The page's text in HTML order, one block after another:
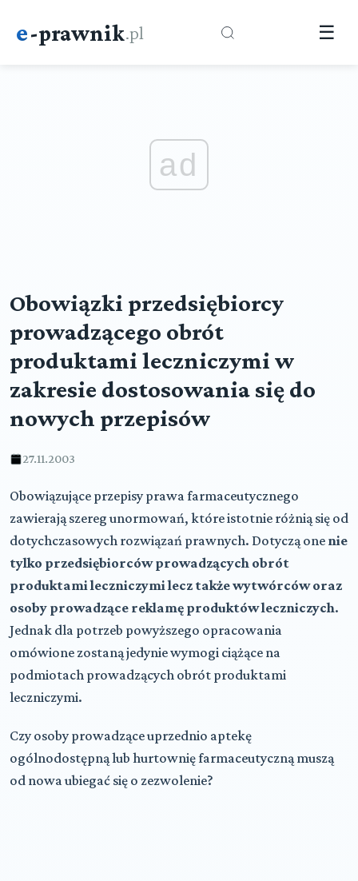
e-prawnik.pl ☰
ad
Obowiązki przedsiębiorcy
prowadzącego obrót
produktami leczniczymi w
zakresie dostosowania się do
nowych przepisów
27.11.2003
Obowiązujące przepisy prawa farmaceutycznego
zawierają szereg unormowań, które istotnie różnią się od
dotychczasowych rozwiązań prawnych. Dotyczą one nie
tylko przedsiębiorców prowadzących obrót
produktami leczniczymi lecz także wytwórców oraz
osoby prowadzące reklamę produktów leczniczych.
Jednak dla potrzeb powyższego opracowania
omówione zostaną jedynie wymogi ciążące na
podmiotach prowadzących obrót produktami
leczniczymi.
Czy osoby prowadzące uprzednio aptekę
ogólnodostępną lub hurtownię farmaceutyczną muszą
od nowa ubiegać się o zezwolenie?